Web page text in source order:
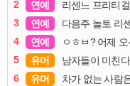
2
연예 리센느 프리티
3
연예 다음주 놀토 리
4
연예 ㅇㅎㅂ? 어제
5
유머 남자들이 미친
6
유머 차가 없는 사람